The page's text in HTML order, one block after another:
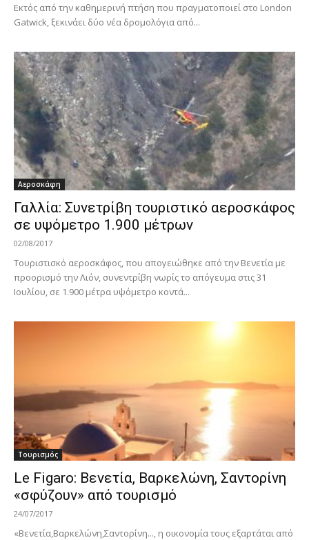
Εκτός από την καθημερινή πτήση που πραγματοποιεί στο London
Gatwick, ξεκινάει δύο νέα δρομολόγια από...
Αεροσκάφη
Γαλλία: Συνετρίβη τουριστικό αεροσκάφος
σε υψόμετρο 1.900 μέτρων
02/08/2017
Τουριστισκό αεροσκάφος, που απογειώθηκε από την Βενετία με
προορισμό την Λιόν, συνεντρίβη νωρίς το απόγευμα στις 31
Ιουλίου, σε 1.900 μέτρα υψόμετρο κοντά...
Τουρισμός
Le Figaro: Βενετία, Βαρκελώνη, Σαντορίνη
«σφύζουν» από τουρισμό
24/07/2017
«Βενετία,Βαρκελώνη,Σαντορίνη..., η οικονομία τους εξαρτάται από